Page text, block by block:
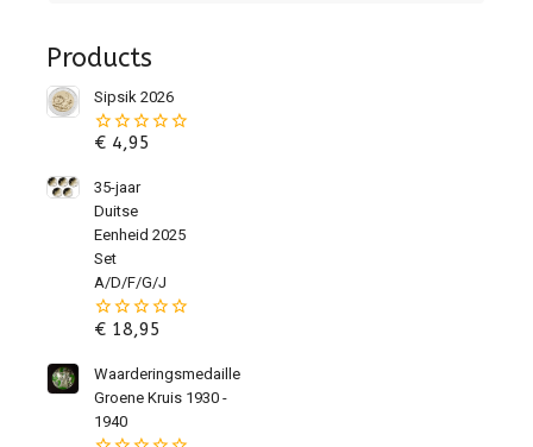
Products
Sipsik 2026
0
de
5
€4,95
35-jaar
Duitse
Eenheid 2025
Set
A/D/F/G/J
0
de
€18,95
Waarderingsmedaille
Groene Kruis 1930 -
1940